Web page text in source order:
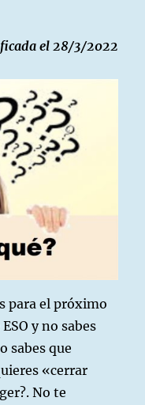
el 28/3/2022
para el próximo
y no sabes
sabes que
«cerrar
No te